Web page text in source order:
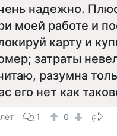
надежно.
моей работе и
карту и
затраты
разумна
его нет как
1 0